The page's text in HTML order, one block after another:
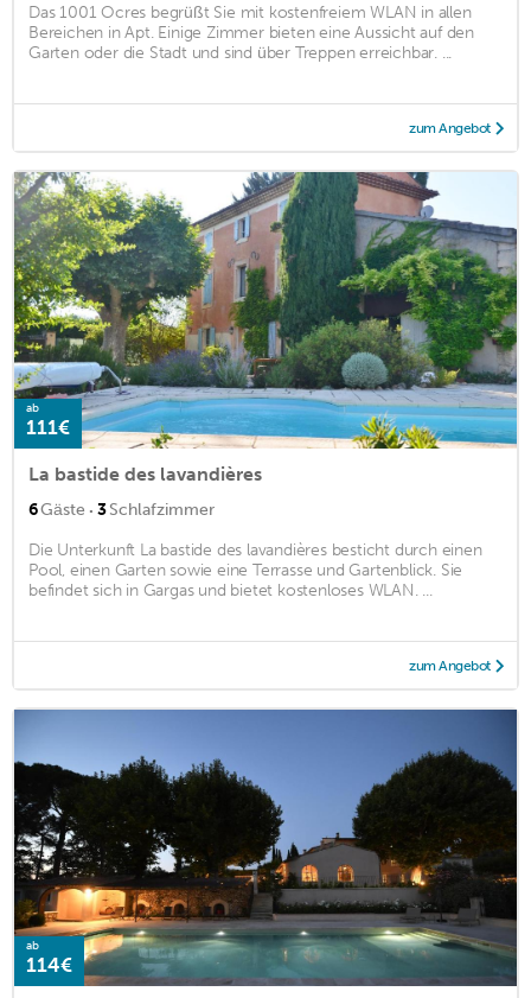
Das 1001 Ocres begrüßt Sie mit kostenfreiem WLAN in allen
Bereichen in Apt. Einige Zimmer bieten eine Aussicht auf den
Garten oder die Stadt und sind über Treppen erreichbar. ...
zum Angebot
ab
111€
La bastide des lavandières
6Gäste · 3Schlafzimmer
Die Unterkunft La bastide des lavandières besticht durch einen
Pool, einen Garten sowie eine Terrasse und Gartenblick. Sie
befindet sich in Gargas und bietet kostenloses WLAN. ...
zum Angebot
ab
114€